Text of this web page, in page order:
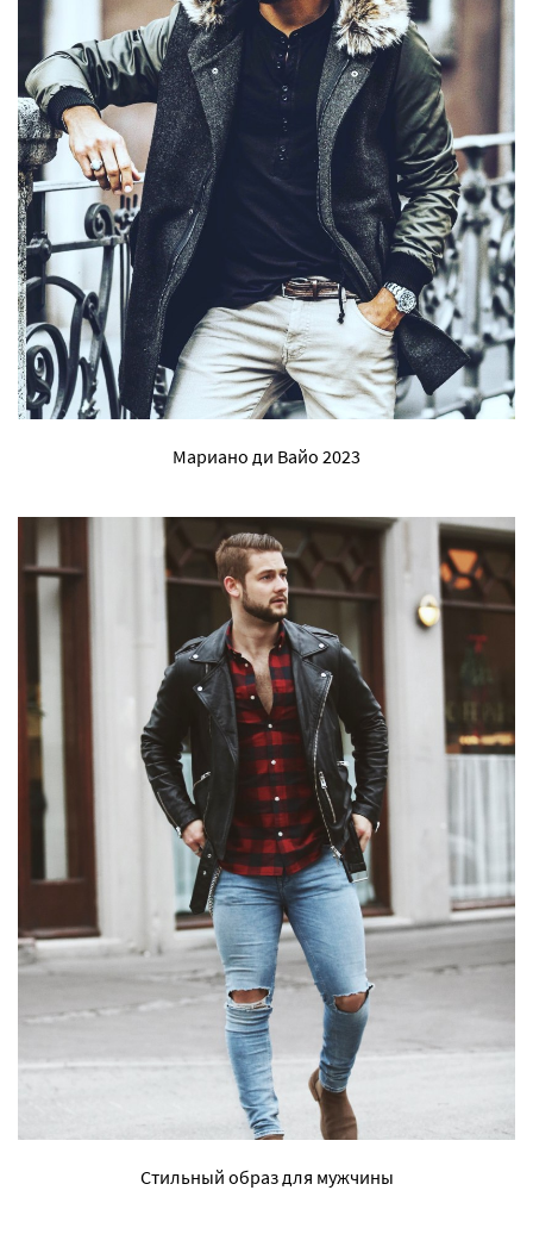
Мариано ди Вайо 2023
Стильный образ для мужчины